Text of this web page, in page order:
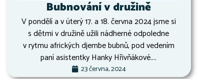
Bubnování v družině
V pondělí a v úterý 17. a 18. června 2024 jsme si
s dětmi v družině užili nádherné odpoledne
v rytmu afrických djembe bubnů, pod vedením
paní asistentky Hanky Hřivňákové....
23 června, 2024